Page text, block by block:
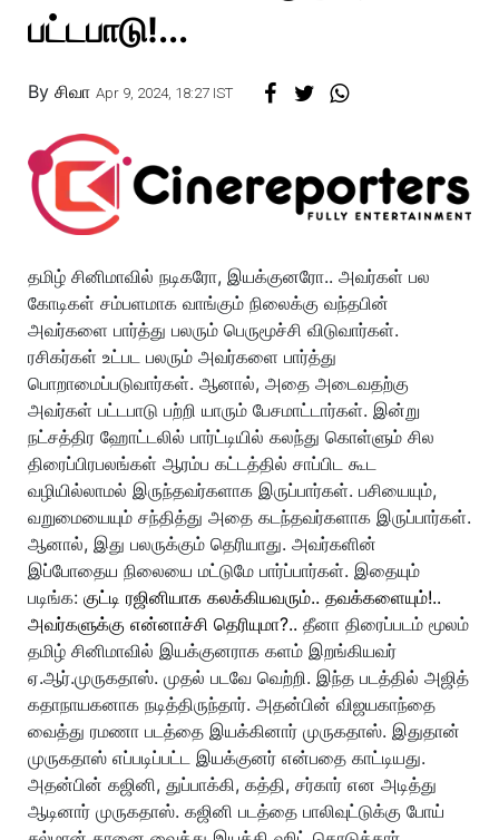
Story
பட்டபாடு!...
By சிவா Apr 9, 2024, 18:27 IST
தமிழ் சினிமாவில் நடிகரோ, இயக்குனரோ.. அவர்கள் பல
கோடிகள் சம்பளமாக வாங்கும் நிலைக்கு வந்தபின்
அவர்களை பார்த்து பலரும் பெருமூச்சி விடுவார்கள்.
ரசிகர்கள் உட்பட பலரும் அவர்களை பார்த்து
பொறாமைப்படுவார்கள். ஆனால், அதை அடைவதற்கு
அவர்கள் பட்டபாடு பற்றி யாரும் பேசமாட்டார்கள். இன்று
நட்சத்திர ஹோட்டலில் பார்ட்டியில் கலந்து கொள்ளும் சில
திரைப்பிரபலங்கள் ஆரம்ப கட்டத்தில் சாப்பிட கூட
வழியில்லாமல் இருந்தவர்களாக இருப்பார்கள். பசியையும்,
வறுமையையும் சந்தித்து அதை கடந்தவர்களாக இருப்பார்கள்.
ஆனால், இது பலருக்கும் தெரியாது. அவர்களின்
இப்போதைய நிலையை மட்டுமே பார்ப்பார்கள். இதையும்
படிங்க: குட்டி ரஜினியாக கலக்கியவரும்.. தவக்களையும்!..
அவர்களுக்கு என்னாச்சி தெரியுமா?.. தீனா திரைப்படம் மூலம்
தமிழ் சினிமாவில் இயக்குனராக களம் இறங்கியவர்
ஏ.ஆர்.முருகதாஸ். முதல் படவே வெற்றி. இந்த படத்தில் அஜித்
கதாநாயகனாக நடித்திருந்தார். அதன்பின் விஜயகாந்தை
வைத்து ரமணா படத்தை இயக்கினார் முருகதாஸ். இதுதான்
முருகதாஸ் எப்படிப்பட்ட இயக்குனர் என்பதை காட்டியது.
அதன்பின் கஜினி, துப்பாக்கி, கத்தி, சர்கார் என அடித்து
ஆடினார் முருகதாஸ். கஜினி படத்தை பாலிவுட்டுக்கு போய்